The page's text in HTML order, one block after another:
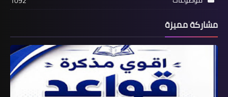
مشاركة مميزة